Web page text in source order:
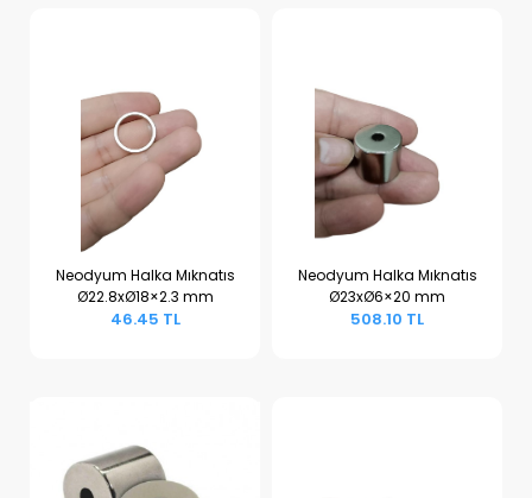
Sepete Ekle
Neodyum Halka Mıknatıs
Ø22.8xØ18×2.3 mm
46.45 TL
Sepete Ekle
Neodyum Halka Mıknatıs
Ø23xØ6×20 mm
508.10 TL